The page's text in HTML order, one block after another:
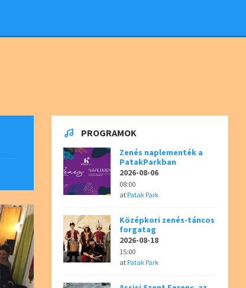
PROGRAMOK
Zenés naplementék a
PatakParkban
2026-08-06
08:00
atPatak Park
Középkori zenés-táncos
forgatag
2026-08-18
15:00
atPatak Park